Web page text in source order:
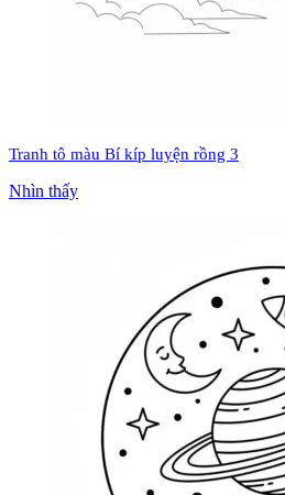
Tranh tô màu Bí kíp luyện rồng 3
Nhìn thấy